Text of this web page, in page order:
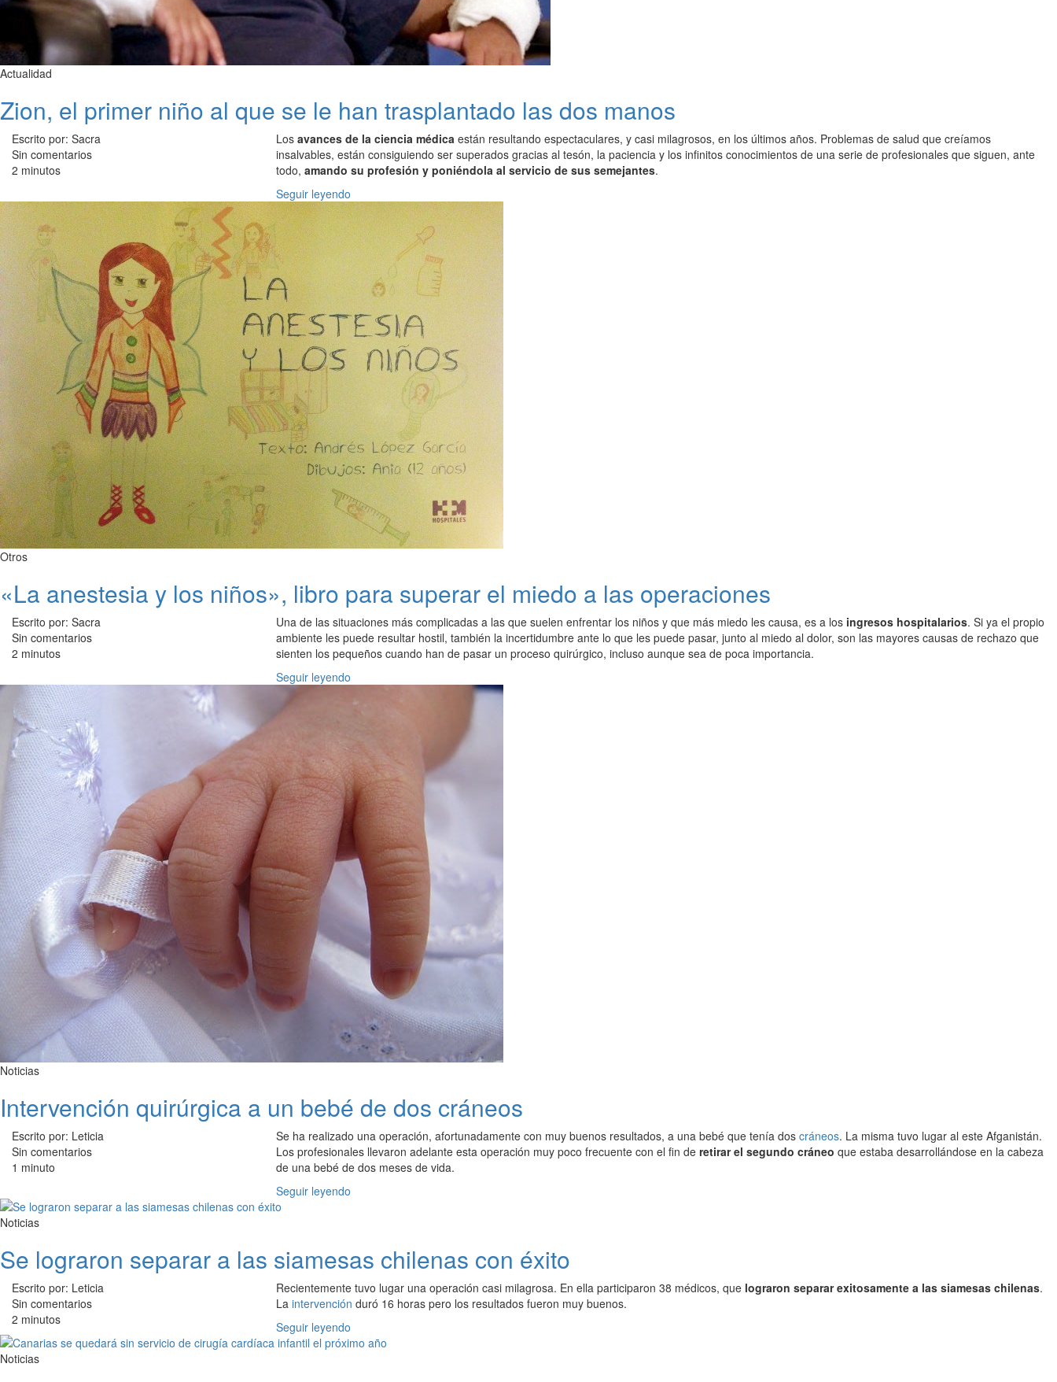
Actualidad
Zion, el primer niño al que se le han trasplantado las dos manos
Escrito por: Sacra
Sin comentarios
2 minutos
Los avances de la ciencia médica están resultando espectaculares, y casi milagrosos, en los últimos años. Problemas de salud que creíamos
insalvables, están consiguiendo ser superados gracias al tesón, la paciencia y los infinitos conocimientos de una serie de profesionales que siguen, ante
todo, amando su profesión y poniéndola al servicio de sus semejantes.
Seguir leyendo
Otros
«La anestesia y los niños», libro para superar el miedo a las operaciones
Escrito por: Sacra
Sin comentarios
2 minutos
Una de las situaciones más complicadas a las que suelen enfrentar los niños y que más miedo les causa, es a los ingresos hospitalarios. Si ya el propio
ambiente les puede resultar hostil, también la incertidumbre ante lo que les puede pasar, junto al miedo al dolor, son las mayores causas de rechazo que
sienten los pequeños cuando han de pasar un proceso quirúrgico, incluso aunque sea de poca importancia.
Seguir leyendo
Noticias
Intervención quirúrgica a un bebé de dos cráneos
Escrito por: Leticia
Sin comentarios
1 minuto
Se ha realizado una operación, afortunadamente con muy buenos resultados, a una bebé que tenía dos cráneos. La misma tuvo lugar al este Afganistán.
Los profesionales llevaron adelante esta operación muy poco frecuente con el fin de retirar el segundo cráneo que estaba desarrollándose en la cabeza
de una bebé de dos meses de vida.
Seguir leyendo
Noticias
Se lograron separar a las siamesas chilenas con éxito
Escrito por: Leticia
Sin comentarios
2 minutos
Recientemente tuvo lugar una operación casi milagrosa. En ella participaron 38 médicos, que lograron separar exitosamente a las siamesas chilenas.
La intervención duró 16 horas pero los resultados fueron muy buenos.
Seguir leyendo
Noticias